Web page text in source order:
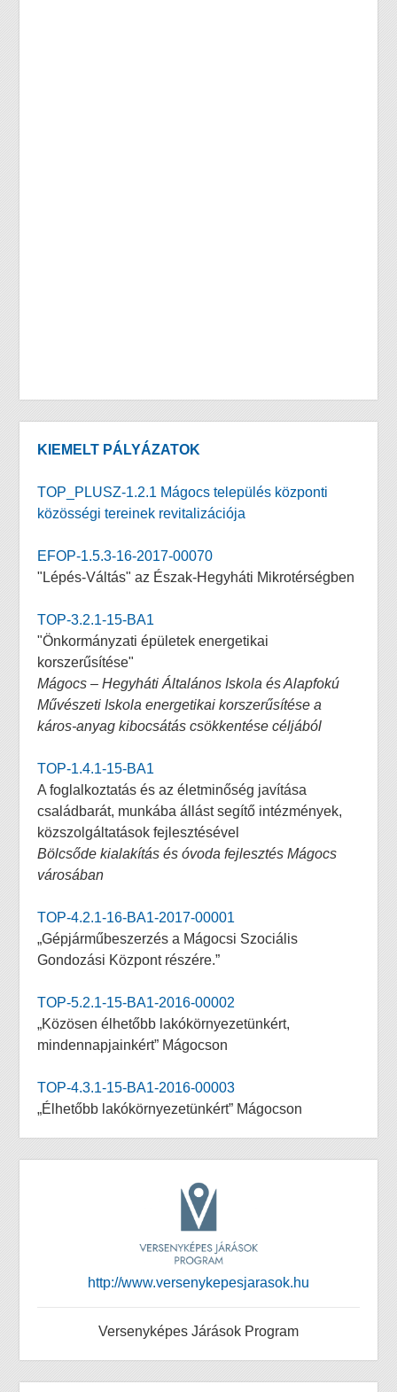
KIEMELT PÁLYÁZATOK
TOP_PLUSZ-1.2.1 Mágocs település központi
közösségi tereinek revitalizációja
EFOP-1.5.3-16-2017-00070
"Lépés-Váltás" az Észak-Hegyháti Mikrotérségben
TOP-3.2.1-15-BA1
"Önkormányzati épületek energetikai
korszerűsítése"
Mágocs – Hegyháti Általános Iskola és Alapfokú
Művészeti Iskola energetikai korszerűsítése a
káros-anyag kibocsátás csökkentése céljából
TOP-1.4.1-15-BA1
A foglalkoztatás és az életminőség javítása
családbarát, munkába állást segítő intézmények,
közszolgáltatások fejlesztésével
Bölcsőde kialakítás és óvoda fejlesztés Mágocs
városában
TOP-4.2.1-16-BA1-2017-00001
„Gépjárműbeszerzés a Mágocsi Szociális
Gondozási Központ részére.”
TOP-5.2.1-15-BA1-2016-00002
„Közösen élhetőbb lakókörnyezetünkért,
mindennapjainkért” Mágocson
TOP-4.3.1-15-BA1-2016-00003
„Élhetőbb lakókörnyezetünkért” Mágocson
http://www.versenykepesjarasok.hu
Versenyképes Járások Program